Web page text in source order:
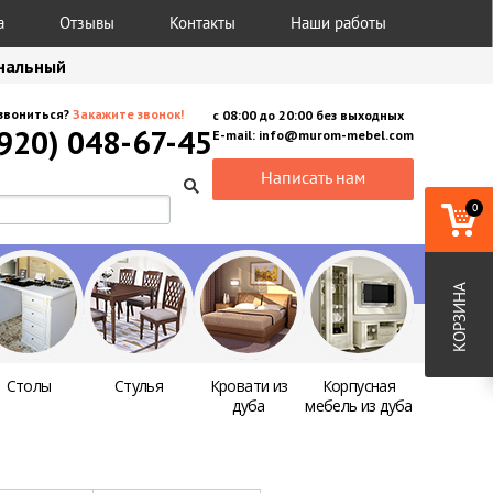
Отзывы Контакты Наши работы
с 08:00 до 20:00 без выходных
E-mail: info@murom-mebel.com
Написать нам
Закажите звонок!
048-67-45
Столы Стулья
Кровати из
дуба
Корпусная
мебель из дуба
0
КОРЗИНА